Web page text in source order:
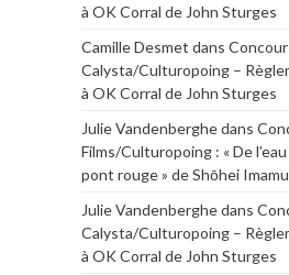
à OK Corral de John Sturges
Camille Desmet dans
Calysta/Culturopoing –
à OK Corral de John Sturges
Julie Vandenberghedans
Films/Culturopoing : « De
pont rouge » de Shōhei
Julie Vandenberghedans
Calysta/Culturopoing –
à OK Corral de John Sturges